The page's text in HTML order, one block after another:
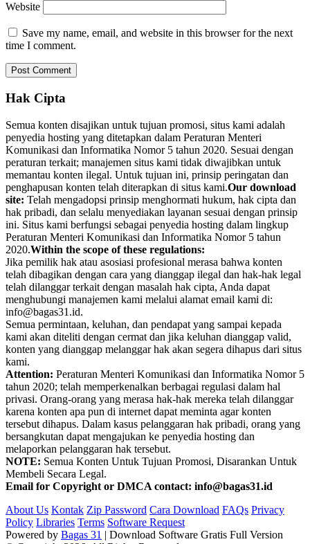
Website
Save my name, email, and website in this browser for the next
time I comment.
Hak Cipta
Semua konten disajikan untuk tujuan promosi, situs kami adalah
penyedia hosting yang ditetapkan dalam Peraturan Menteri
Komunikasi dan Informatika Nomor 5 tahun 2020. Sesuai dengan
peraturan terkait; manajemen situs kami tidak diwajibkan untuk
memantau konten ilegal. Untuk tujuan ini, prinsip peringatan dan
penghapusan konten telah diterapkan di situs kami.Our download
site: Telah mengadopsi prinsip menghormati hukum, hak cipta dan
hak pribadi, dan selalu menyediakan layanan sesuai dengan prinsip
ini. Situs kami berfungsi sebagai penyedia hosting dalam lingkup
Peraturan Menteri Komunikasi dan Informatika Nomor 5 tahun
2020.Within the scope of these regulations:
Jika pemilik hak atau asosiasi profesional merasa bahwa konten
telah dibagikan dengan cara yang dianggap ilegal dan hak-hak legal
telah dilanggar terkait dengan masalah hak cipta, Anda dapat
menghubungi manajemen kami melalui alamat email kami di:
info@bagas31.id.
Semua permintaan, keluhan, dan pendapat yang sampai kepada
kami akan diteliti dengan cermat dan jika keluhan dianggap valid,
konten yang dianggap melanggar hak akan segera dihapus dari situs
kami.
Attention: Peraturan Menteri Komunikasi dan Informatika Nomor 5
tahun 2020; telah memperkenalkan berbagai regulasi dalam hal
privasi. Orang-orang yang merasa hak-hak mereka telah dilanggar
karena konten apa pun di internet dapat meminta agar konten
tersebut dihapus. Dalam kasus pelanggaran hak pribadi, orang yang
bersangkutan dapat mengajukan ke penyedia hosting dan
melaporkan pelanggaran hak tersebut.
NOTE: Semua Konten Untuk Tujuan Promosi, Disarankan Untuk
Membeli Secara Legal.
Email for Copyright or DMCA contact: info@bagas31.id
About Us Kontak Zip Password Cara Download FAQs Privacy
Policy Libraries Terms Software Request
Powered by Bagas 31 | Download Software Gratis Full Version